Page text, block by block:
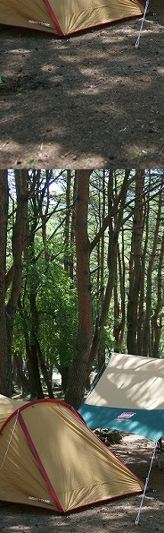
テントサイ
バンガロー
受付は３月
中の電話受
は、３月の
さまのお越し
03/16
ヒメマス釣
年の春は、ヒ